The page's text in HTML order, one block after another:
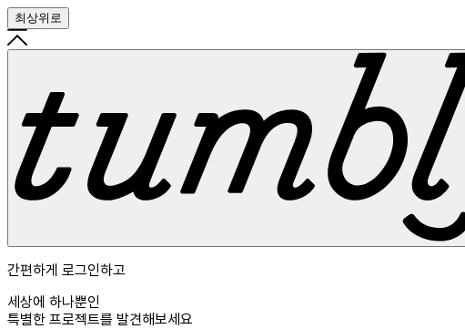
최상위로
간편하게 로그인하고
세상에 하나뿐인
특별한 프로젝트를 발견해보세요